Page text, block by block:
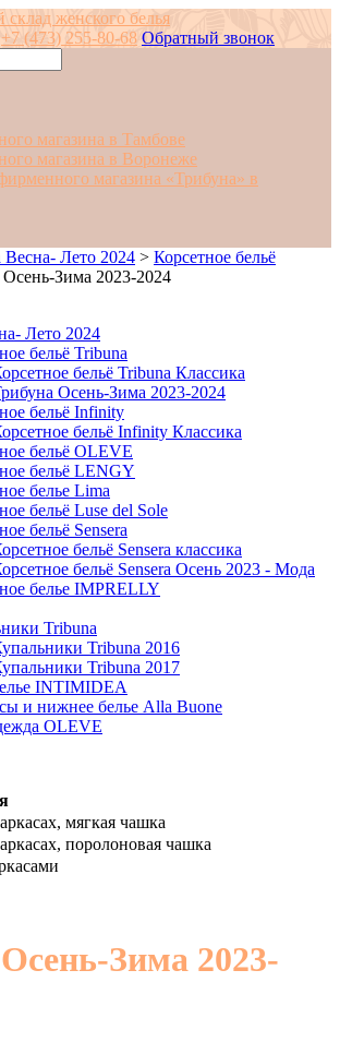
женского белья
+7 (473) 255-80-68 Обратный звонок
магазина в Тамбове
магазина в Воронеже
магазина «Трибуна» в
Весна- Лето 2024 > Корсетное бельё
Зима 2023-2024
Лето 2024
бельё Tribuna
бельё Tribuna Классика
Осень-Зима 2023-2024
бельё Infinity
бельё Infinity Классика
бельё OLEVE
бельё LENGY
белье Lima
бельё Luse del Sole
бельё Sensera
бельё Sensera классика
бельё Sensera Осень 2023 - Мода
белье IMPRELLY
Tribuna
Tribuna 2016
Tribuna 2017
INTIMIDEA
и нижнее белье Alla Buone
OLEVE
мягкая чашка
поролоновая чашка
Зима 2023-